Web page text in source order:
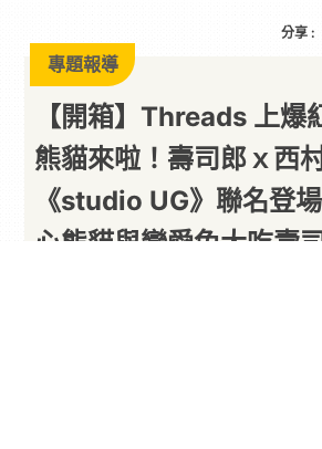
分享 :
專題報導
【開箱】Threads 上爆
熊貓來啦！壽司郎ｘ西
《studio UG》聯名登
心熊貓與戀愛兔大吃壽